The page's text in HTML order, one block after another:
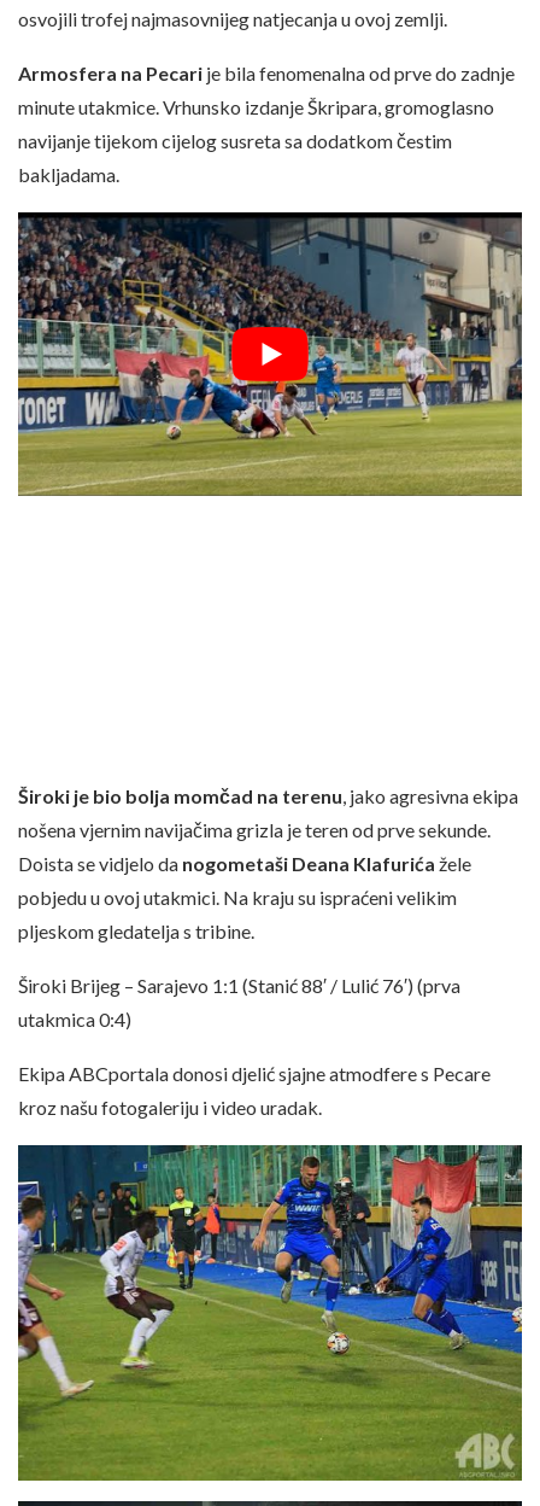
osvojili trofej najmasovnijeg natjecanja u ovoj zemlji.
Armosfera na Pecari je bila fenomenalna od prve do zadnje
minute utakmice. Vrhunsko izdanje Škripara, gromoglasno
navijanje tijekom cijelog susreta sa dodatkom čestim
bakljadama.
Široki je bio bolja momčad na terenu , jako agresivna ekipa
nošena vjernim navijačima grizla je teren od prve sekunde.
Doista se vidjelo da nogometaši Deana Klafurića žele
pobjedu u ovoj utakmici. Na kraju su ispraćeni velikim
pljeskom gledatelja s tribine.
Široki Brijeg – Sarajevo 1:1 (Stanić 88′ / Lulić 76′) (prva
utakmica 0:4)
Ekipa ABCportala donosi djelić sjajne atmodfere s Pecare
kroz našu fotogaleriju i video uradak.